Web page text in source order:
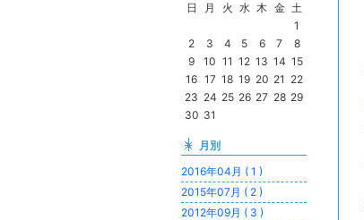
日
月 火 水 木 金 土
1
2
3 4 5 6 7
8
9
10 11 12 13 14 15
16 17 18 19 20 21 22
23 24 25 26 27 28 29
30 31
月別
2016年04月 ( 1 )
2015年07月 ( 2 )
2012年09月 ( 3 )